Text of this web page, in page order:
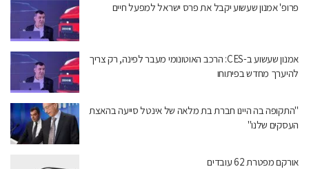
פרופ' אמנון שעשוע יקבל את פרס ישראל למפעל חיים
אמנון שעשוע ב-CES: הרכב האוטונומי מעבר לפינה, רק צריך
להיערך מחדש בפיתוחו
"התקופה בה היינו חברת בת מלאה של אינטל סייעה בהאצת
העסקים שלנו"
אורקם מפטרת 62 עובדים